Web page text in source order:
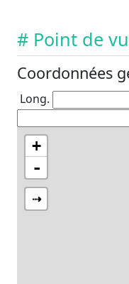
# Point de
Coordonnées
Long.
+
-
⇢